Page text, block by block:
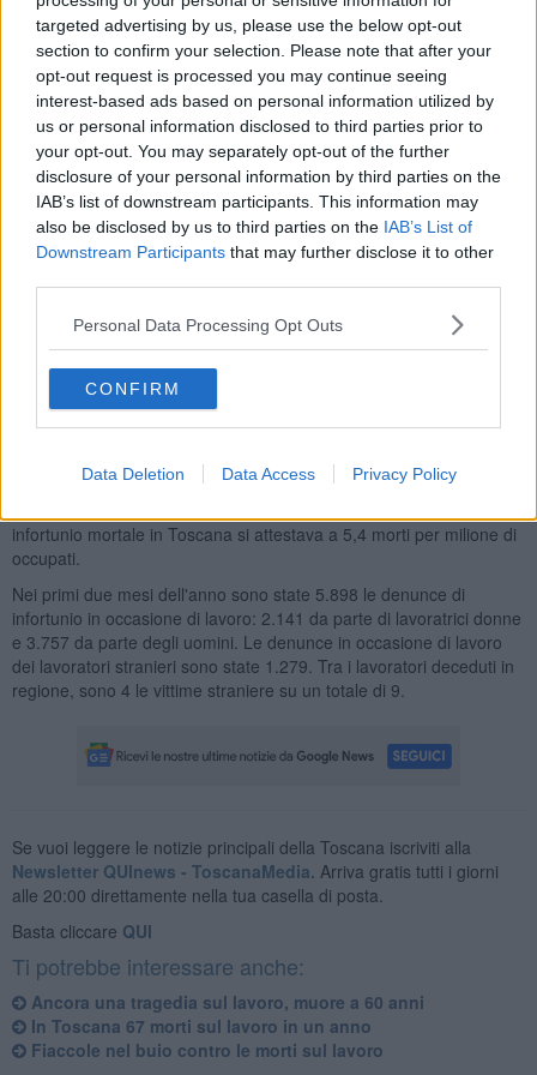
targeted advertising by us, please use the below opt-out
section to confirm your selection. Please note that after your
opt-out request is processed you may continue seeing
interest-based ads based on personal information utilized by
us or personal information disclosed to third parties prior to
your opt-out. You may separately opt-out of the further
disclosure of your personal information by third parties on the
IAB’s list of downstream participants. This information may
also be disclosed by us to third parties on the IAB’s List of
Downstream Participants that may further disclose it to other
Personal Data Processing Opt Outs
CONFIRM
Data Deletion Data Access Privacy Policy
Firenze, Grosseto, Massa Carrara, Pratoe Sienasono in zona
bianca, con il capoluogo che registra un indice di incidenza di
mortalità per milione di lavoratori pari a di 2,1.
infortunio mortale in Toscana si attestava a 5,4 morti per milione di
occupati.
Nei primi due mesi dell'anno sono state 5.898 le denunce di
infortunio in occasione di lavoro: 2.141 da parte di lavoratrici donne
e 3.757 da parte degli uomini. Le denunce in occasione di lavoro
dei lavoratori stranieri sono state 1.279. Tra i lavoratori deceduti in
regione, sono 4 le vittime straniere su un totale di 9.
Se vuoi leggere le notizie principali della Toscana iscriviti alla
Newsletter QUInews - ToscanaMedia. Arriva gratis tutti i giorni
alle 20:00 direttamente nella tua casella di posta.
Basta cliccare QUI
Ti potrebbe interessare anche:
Ancora una tragedia sul lavoro, muore a 60 anni
In Toscana 67 morti sul lavoro in un anno
Fiaccole nel buio contro le morti sul lavoro